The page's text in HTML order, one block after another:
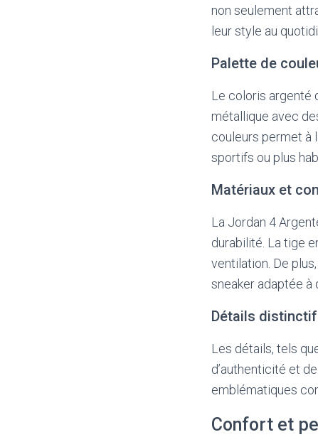
non seulement
leur style au
Palette de
Le coloris argenté
métallique avec
couleurs permet à
sportifs ou plus
Matériaux et
La Jordan 4
durabilité. La tige
ventilation. De
sneaker adaptée à
Détails
Les détails, tels
d’authenticité et
emblématiques
Confort et